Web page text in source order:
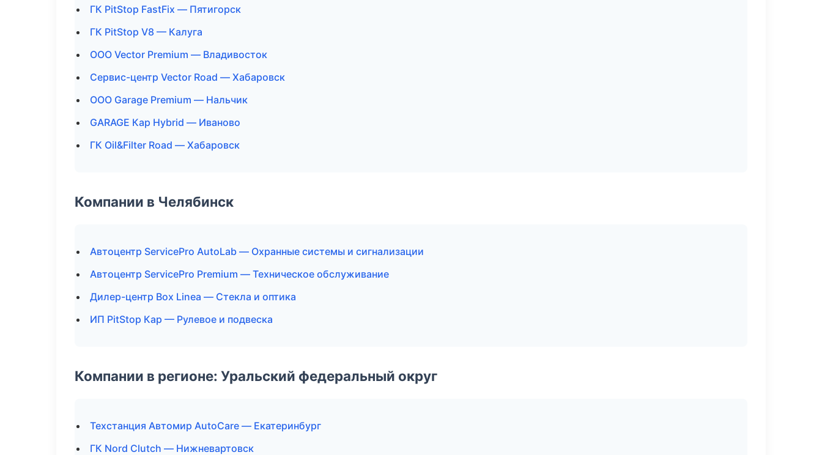
ГК PitStop FastFix — Пятигорск
ГК PitStop V8 — Калуга
ООО Vector Premium — Владивосток
Сервис-центр Vector Road — Хабаровск
ООО Garage Premium — Нальчик
GARAGE Кар Hybrid — Иваново
ГК Oil&Filter Road — Хабаровск
Компании в Челябинск
Автоцентр ServicePro AutoLab — Охранные системы и сигнализации
Автоцентр ServicePro Premium — Техническое обслуживание
Дилер-центр Box Linea — Стекла и оптика
ИП PitStop Кар — Рулевое и подвеска
Компании в регионе: Уральский федеральный округ
Техстанция Автомир AutoCare — Екатеринбург
ГК Nord Clutch — Нижневартовск